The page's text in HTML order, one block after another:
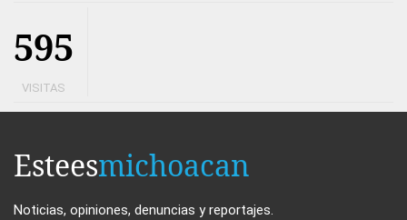
595
VISITAS
Esteesmichoacan
Noticias, opiniones, denuncias y reportajes.